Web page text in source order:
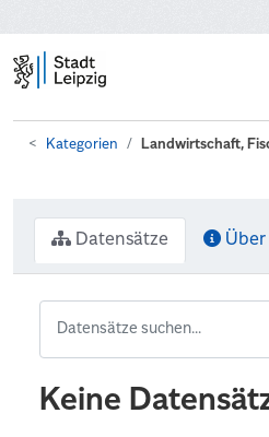
Kategorien Landwirtschaft,
Datensätze Über
Keine